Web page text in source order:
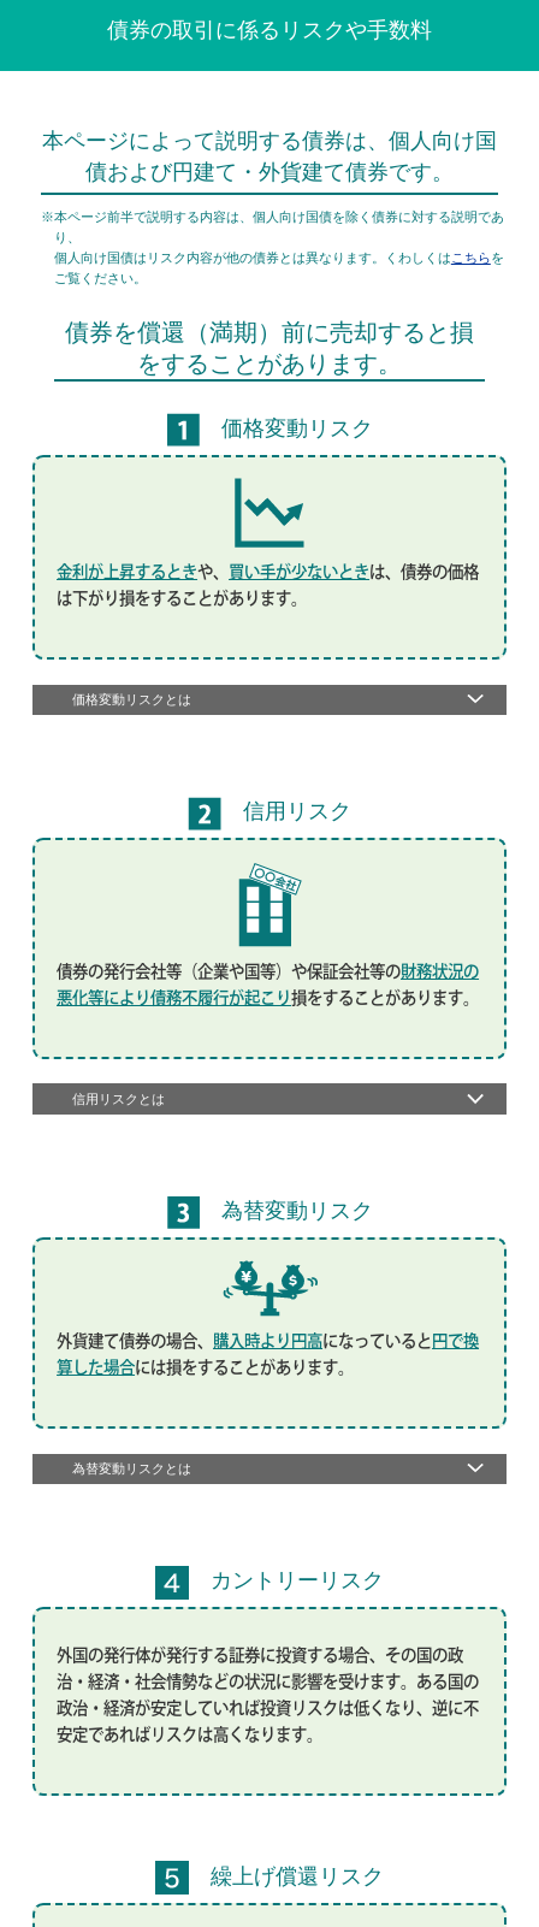
債券の取引に係るリスクや手数料
本ページによって説明する債券は、 個人向け国
債および円建て・外貨建て債券です。
※本ページ前半で説明する内容は、個人向け国債を除く債券に対する説明であ
り、
個人向け国債はリスク内容が他の債券とは異なります。
くわしくは こちらを
ご覧ください。
債券を償還（満期）前に売却すると損
をすることがあります。
価格変動リスク
金利が上昇するときや、 買い手が少ないときは、債券の価格
は下がり損をすることがあります。
価格変動リスクとは
信用リスク
債券の発行会社等（企業や国等）や保証会社等の財務状況の
悪化等により債務不履行が起こり損をすることがあります。
信用リスクとは
為替変動リスク
外貨建て債券の場合、 購入時より円高になっていると 円で換
算した場合には損をすることがあります。
為替変動リスクとは
カントリーリスク
外国の発行体が発行する証券に投資する場合、その国の政
治・経済・社会情勢などの状況に影響を受けます。ある国の
政治・経済が安定していれば投資リスクは低くなり、逆に不
安定であればリスクは高くなります。
繰上げ償還リスク